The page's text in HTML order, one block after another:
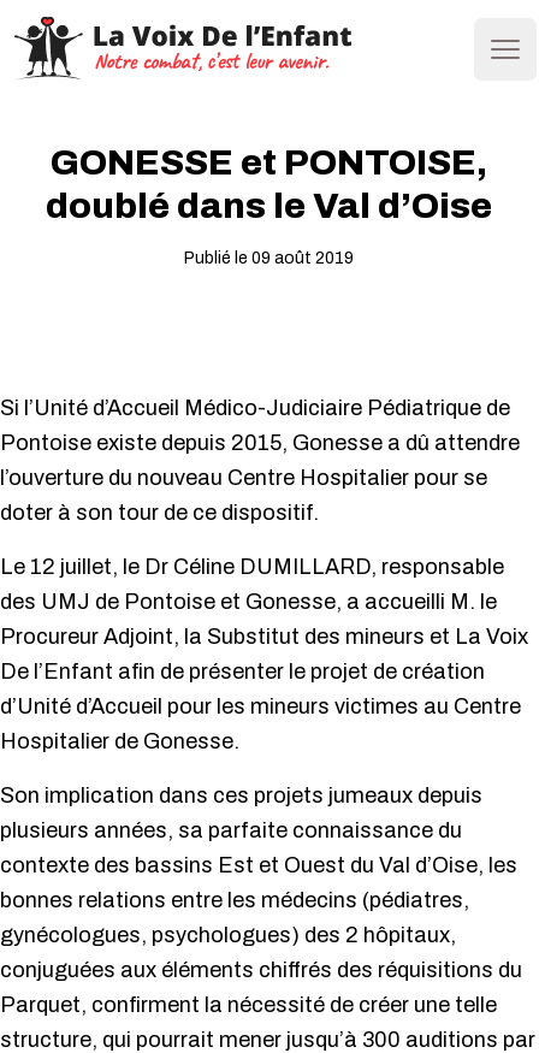
GONESSE et PONTOISE,
doublé dans le Val d’Oise
Publié le 09 août 2019
Si l’Unité d’Accueil Médico-Judiciaire Pédiatrique de
Pontoise existe depuis 2015, Gonesse a dû attendre
l’ouverture du nouveau Centre Hospitalier pour se
doter à son tour de ce dispositif.
Le 12 juillet, le Dr Céline DUMILLARD, responsable
des UMJ de Pontoise et Gonesse, a accueilli M. le
Procureur Adjoint, la Substitut des mineurs et La Voix
De l’Enfant afin de présenter le projet de création
d’Unité d’Accueil pour les mineurs victimes au Centre
Hospitalier de Gonesse.
Son implication dans ces projets jumeaux depuis
plusieurs années, sa parfaite connaissance du
contexte des bassins Est et Ouest du Val d’Oise, les
bonnes relations entre les médecins (pédiatres,
gynécologues, psychologues) des 2 hôpitaux,
conjuguées aux éléments chiffrés des réquisitions du
Parquet, confirment la nécessité de créer une telle
structure, qui pourrait mener jusqu’à 300 auditions par